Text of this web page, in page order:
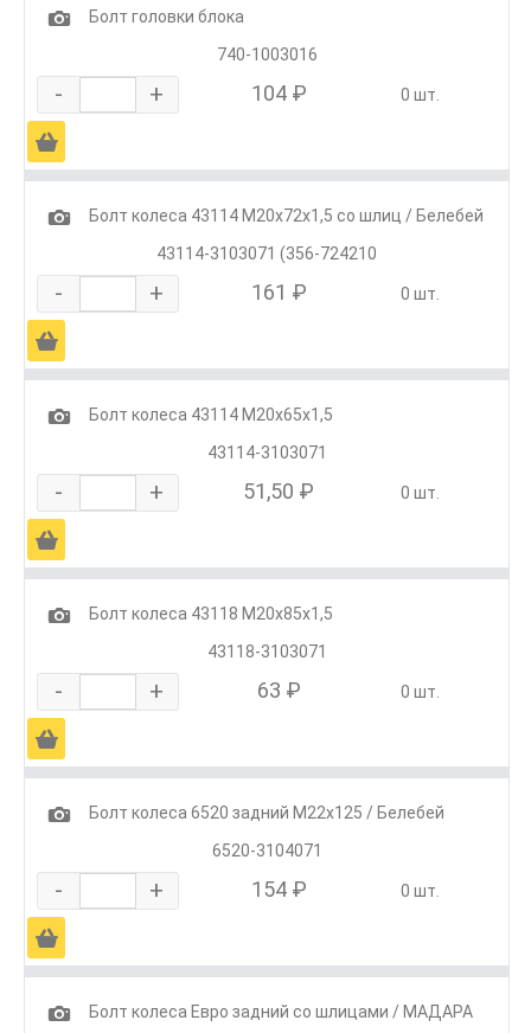
1
Болт головки блока
740-1003016
- + 104 ₽ 0 шт.
Ä
1
Болт колеса 43114 М20х72х1,5 со шлиц / Белебей
43114-3103071 (356-724210
- + 161 ₽ 0 шт.
Ä
1
Болт колеса 43114 М20х65х1,5
43114-3103071
- + 51,50 ₽ 0 шт.
Ä
1
Болт колеса 43118 М20х85х1,5
43118-3103071
- + 63 ₽ 0 шт.
Ä
1
Болт колеса 6520 задний М22х125 / Белебей
6520-3104071
- + 154 ₽ 0 шт.
Ä
1
Болт колеса Евро задний со шлицами / МАДАРА